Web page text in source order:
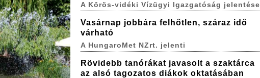
A Körös-vidéki Vízügyi Igazgatóság jelentése
Vasárnap jobbára felhőtlen, száraz idő
várható
A HungaroMet NZrt. jelenti
Rövidebb tanórákat javasolt a szaktárca
az alsó tagozatos diákok oktatásában